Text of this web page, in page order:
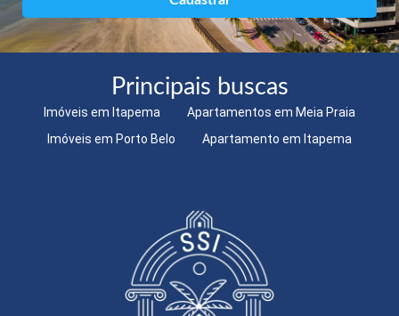
Principais buscas
Imóveis em Itapema
Apartamentos em Meia Praia
Imóveis em Porto Belo
Apartamento em Itapema